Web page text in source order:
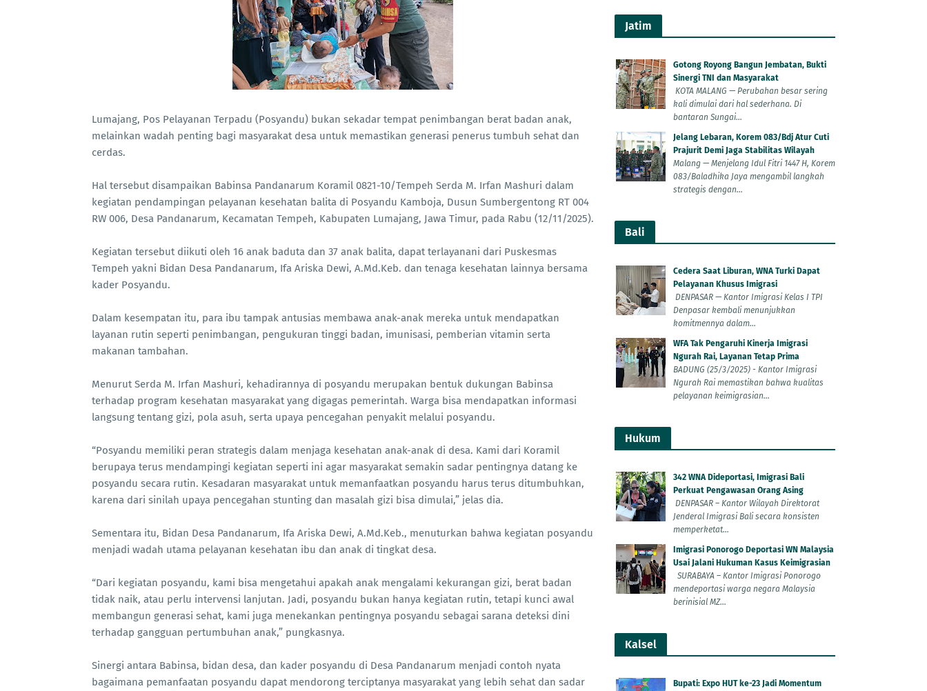
Lumajang, Pos Pelayanan Terpadu (Posyandu) bukan sekadar tempat penimbangan berat badan anak,
melainkan wadah penting bagi masyarakat desa untuk memastikan generasi penerus tumbuh sehat dan
cerdas.
Hal tersebut disampaikan Babinsa Pandanarum Koramil 0821-10/Tempeh Serda M. Irfan Mashuri dalam
kegiatan pendampingan pelayanan kesehatan balita di Posyandu Kamboja, Dusun Sumbergentong RT 004
RW 006, Desa Pandanarum, Kecamatan Tempeh, Kabupaten Lumajang, Jawa Timur, pada Rabu (12/11/2025).
Kegiatan tersebut diikuti oleh 16 anak baduta dan 37 anak balita, dapat terlayanani dari Puskesmas
Tempeh yakni Bidan Desa Pandanarum, Ifa Ariska Dewi, A.Md.Keb. dan tenaga kesehatan lainnya bersama
kader Posyandu.
Dalam kesempatan itu, para ibu tampak antusias membawa anak-anak mereka untuk mendapatkan
layanan rutin seperti penimbangan, pengukuran tinggi badan, imunisasi, pemberian vitamin serta
makanan tambahan.
Menurut Serda M. Irfan Mashuri, kehadirannya di posyandu merupakan bentuk dukungan Babinsa
terhadap program kesehatan masyarakat yang digagas pemerintah. Warga bisa mendapatkan informasi
langsung tentang gizi, pola asuh, serta upaya pencegahan penyakit melalui posyandu.
“Posyandu memiliki peran strategis dalam menjaga kesehatan anak-anak di desa. Kami dari Koramil
berupaya terus mendampingi kegiatan seperti ini agar masyarakat semakin sadar pentingnya datang ke
posyandu secara rutin. Kesadaran masyarakat untuk memanfaatkan posyandu harus terus ditumbuhkan,
karena dari sinilah upaya pencegahan stunting dan masalah gizi bisa dimulai,” jelas dia.
Sementara itu, Bidan Desa Pandanarum, Ifa Ariska Dewi, A.Md.Keb., menuturkan bahwa kegiatan posyandu
menjadi wadah utama pelayanan kesehatan ibu dan anak di tingkat desa.
“Dari kegiatan posyandu, kami bisa mengetahui apakah anak mengalami kekurangan gizi, berat badan
tidak naik, atau perlu intervensi lanjutan. Jadi, posyandu bukan hanya kegiatan rutin, tetapi kunci awal
membangun generasi sehat, kami juga menekankan pentingnya posyandu sebagai sarana deteksi dini
terhadap gangguan pertumbuhan anak,” pungkasnya.
Sinergi antara Babinsa, bidan desa, dan kader posyandu di Desa Pandanarum menjadi contoh nyata
bagaimana pemanfaatan posyandu dapat mendorong terciptanya masyarakat yang lebih sehat dan sadar
Jatim
Gotong Royong Bangun Jembatan, Bukti
Sinergi TNI dan Masyarakat
KOTA MALANG — Perubahan besar sering
kali dimulai dari hal sederhana. Di
bantaran Sungai...
Jelang Lebaran, Korem 083/Bdj Atur Cuti
Prajurit Demi Jaga Stabilitas Wilayah
Malang — Menjelang Idul Fitri 1447 H, Korem
083/Baladhika Jaya mengambil langkah
strategis dengan...
Bali
Cedera Saat Liburan, WNA Turki Dapat
Pelayanan Khusus Imigrasi
DENPASAR — Kantor Imigrasi Kelas I TPI
Denpasar kembali menunjukkan
komitmennya dalam...
WFA Tak Pengaruhi Kinerja Imigrasi
Ngurah Rai, Layanan Tetap Prima
BADUNG (25/3/2025) - Kantor Imigrasi
Ngurah Rai memastikan bahwa kualitas
pelayanan keimigrasian...
Hukum
342 WNA Dideportasi, Imigrasi Bali
Perkuat Pengawasan Orang Asing
DENPASAR – Kantor Wilayah Direktorat
Jenderal Imigrasi Bali secara konsisten
memperketat...
Imigrasi Ponorogo Deportasi WN Malaysia
Usai Jalani Hukuman Kasus Keimigrasian
SURABAYA – Kantor Imigrasi Ponorogo
mendeportasi warga negara Malaysia
berinisial MZ...
Kalsel
Bupati: Expo HUT ke-23 Jadi Momentum